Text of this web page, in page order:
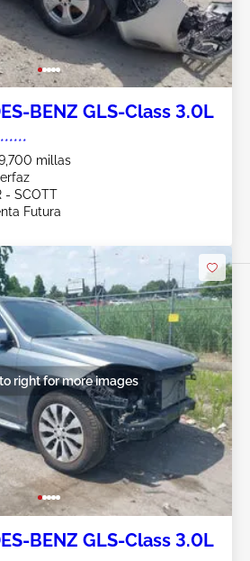
BENZ GLS-Class 3.0L
millas
- SCOTT
Futura
right for more images
BENZ GLS-Class 3.0L